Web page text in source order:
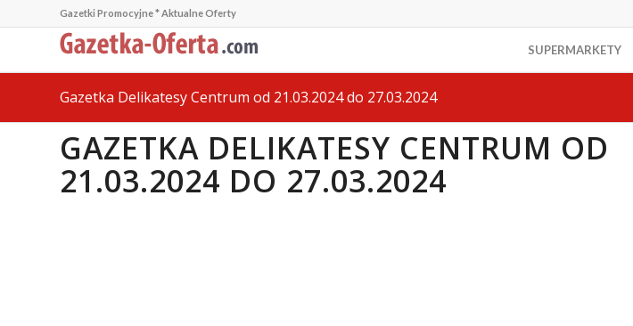
Gazetki Promocyjne * Aktualne Oferty
SUPERMARKETY
Gazetka Delikatesy Centrum od 21.03.2024 do 27.03.2024
GAZETKA DELIKATESY CENTRUM OD
21.03.2024 DO 27.03.2024